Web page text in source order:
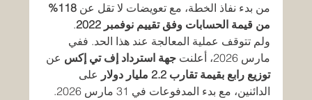
من بدء نفاذ الخطة، مع تعويضات لا تقل عن
118%
من قيمة الحسابات وفق تقييم نوفمبر 2022
.
ولم تتوقف عملية المعالجة عند هذا الحد. ففي
مارس 2026، أعلنت
جهة استرداد إف تي إكس عن
توزيع رابع بقيمة تقارب 2.2 مليار دولار
على
الدائنين، مع بدء المدفوعات في 31 مارس 2026.